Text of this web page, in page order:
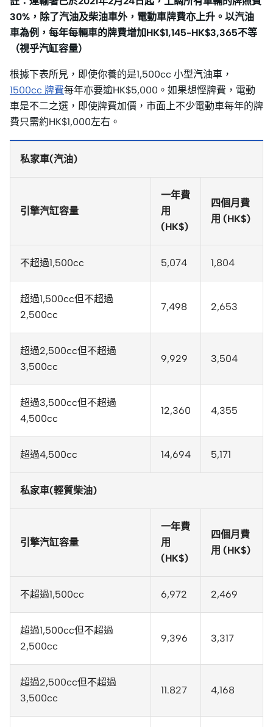
30%，除了汽油及柴油車外，電動車牌費亦上升。以汽油
車為例，每年每輛車的牌費增加HK$1,145-HK$3,365不等
（視乎汽缸容量）
根據下表所見，即使你養的是1,500cc 小型汽油車，
1500cc 牌費每年亦要逾HK$5,000。如果想慳牌費，電動
車是不二之選，即使牌費加價，市面上不少電動車每年的牌
費只需約HK$1,000左右。
私家車(汽油)
引擎汽缸容量
一年費
用
(HK$)
四個月費
用 (HK$)
不超過1,500cc 5,074 1,804
超過1,500cc但不超過
2,500cc
7,498 2,653
超過2,500cc但不超過
3,500cc
9,929 3,504
超過3,500cc但不超過
4,500cc
12,360 4,355
超過4,500cc 14,694 5,171
私家車(輕質柴油)
引擎汽缸容量
一年費
用
(HK$)
四個月費
用 (HK$)
不超過1,500cc 6,972 2,469
超過1,500cc但不超過
2,500cc
9,396 3,317
超過2,500cc但不超過
3,500cc
11.827 4,168